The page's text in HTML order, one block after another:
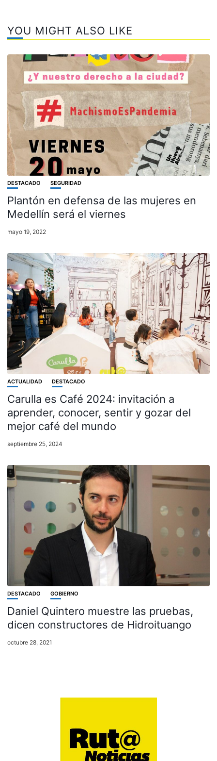
YOU MIGHT ALSO LIKE
DESTACADO SEGURIDAD
Plantón en defensa de las mujeres en
Medellín será el viernes
mayo 19, 2022
ACTUALIDAD DESTACADO
Carulla es Café 2024: invitación a
aprender, conocer, sentir y gozar del
mejor café del mundo
septiembre 25, 2024
DESTACADO GOBIERNO
Daniel Quintero muestre las pruebas,
dicen constructores de Hidroituango
octubre 28, 2021